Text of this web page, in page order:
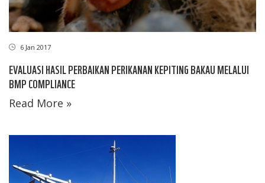
6 Jan 2017
EVALUASI HASIL PERBAIKAN PERIKANAN KEPITING BAKAU MELALUI
BMP COMPLIANCE
Read More »